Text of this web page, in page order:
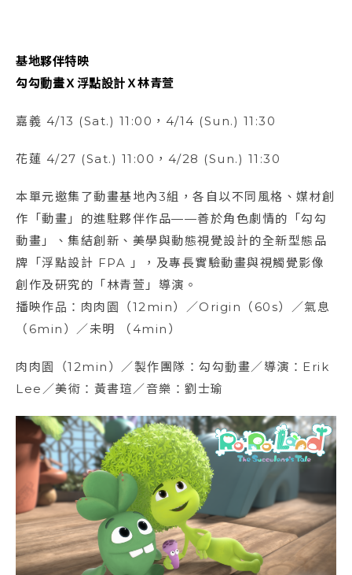
基地夥伴特映
勾勾動畫Ｘ浮點設計Ｘ林青萱
嘉義 4/13 (Sat.) 11:00，4/14 (Sun.) 11:30
花蓮 4/27 (Sat.) 11:00，4/28 (Sun.) 11:30
本單元邀集了動畫基地內3組，各自以不同風格、媒材創
作「動畫」的進駐夥伴作品——善於角色劇情的「勾勾
動畫」、集結創新、美學與動態視覺設計的全新型態品
牌「浮點設計 FPA 」，及專長實驗動畫與視觸覺影像
創作及研究的「林青萱」導演。
播映作品：肉肉園（12min）／Origin（60s）／氣息
（6min）／未明 （4min）
肉肉園（12min）／製作團隊：勾勾動畫／導演：Erik
Lee／美術：黃書瑄／音樂：劉士瑜